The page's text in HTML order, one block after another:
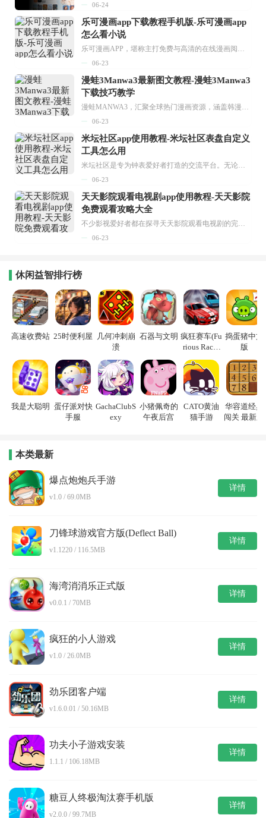
06-24
乐可漫画app下载教程手机版-乐可漫画app
怎么看小说
06-23
漫蛙3Manwa3最新图文教程-漫蛙3Manwa3
下载技巧教学
06-23
米坛社区app使用教程-米坛社区表盘自定义
工具怎么用
06-23
天天影院观看电视剧app使用教程-天天影院
免费观看攻略大全
06-23
休闲益智排行榜
高速收费站 25时便利屋
几何冲刺崩
溃
石器与文明 疯狂赛车(Fu
rious Racin
捣蛋猪中文
版
我是大聪明 蛋仔派对快
手服
GachaClubS
exy
小猪佩奇的
午夜后宫
CATO黄油
猫手游
华容道经典
闯关 最新版
本类最新
爆点炮炮兵手游
v1.0 / 69.0MB
详情
刀锋球游戏官方版(Deflect Ball)
v1.1220 / 116.5MB
详情
海湾消消乐正式版
v0.0.1 / 70MB
详情
疯狂的小人游戏
v1.0 / 26.0MB
详情
劲乐团客户端
v1.6.0.01 / 50.16MB
详情
功夫小子游戏安装
1.1.1 / 106.18MB
详情
糖豆人终极淘汰赛手机版
v2.0.0 / 99.7MB
详情